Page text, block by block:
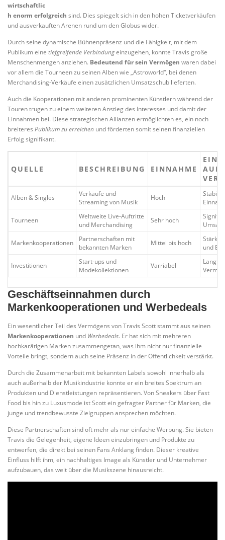
wirtschaftlic
h enorm erfolgreich sind. Dies spiegelt sich in den hohen Ticketverkäufen
und ausverkauften Arenen rund um den Globus wider.
Durch seine dynamische Bühnenpräsenz und die Fähigkeit, mit dem
Publikum eine tiefgreifende Verbindungeinzugehen, konnte Travis große
Menschenmengen anziehen. Bedeutend für sein Vermögen waren dabei
vor allem die Tourneen zu seinen Alben wie „Astroworld“, bei denen
Merchandising-Verkäufe einen zusätzlichen Umsatzschub lieferten.
Auch die Kooperationen mit anderen prominenten Künstlern während der
Touren trugen zu einem weiteren Anstieg des Interesses und damit der
Einnahmen bei. Diese strategischen Allianzen ermöglichten es, ein noch
breiteres Publikum zu erreichen und förderten somit seinen finanziellen
Erfolg signifikant.
QUELLE BESCHREIBUNG EINNAHME
AUF
Alben & Singles
Verkäufe und
Streaming von Musik
Hoch
Stabile
Tourneen
Weltweite Live-Auftritte
und Merchandising
Sehr hoch
Markenkooperationen
Partnerschaften mit
bekannten Marken
Mittel bis hoch
Stärkt
und
Investitionen
Start-ups und
Modekollektionen
Varriabel
Geschäftseinnahmen durch
Markenkooperationen und Werbedeals
Ein wesentlicher Teil des Vermögens von Travis Scott stammt aus seinen
Markenkooperationen und Werbedeals. Er hat sich mit mehreren
hochkarätigen Marken zusammengetan, was ihm nicht nur finanzielle
Vorteile bringt, sondern auch seine Präsenz in der Öffentlichkeit verstärkt.
Durch die Zusammenarbeit mit bekannten Labels sowohl innerhalb als
auch außerhalb der Musikindustrie konnte er ein breites Spektrum an
Produkten und Dienstleistungen repräsentieren. Von Sneakers über Fast
Food bis hin zu Luxusmode ist Scott ein gefragter Partner für Marken, die
junge und trendbewusste Zielgruppen ansprechen möchten.
Diese Partnerschaften sind oft mehr als nur einfache Werbung. Sie bieten
Travis die Gelegenheit, eigene Ideen einzubringen und Produkte zu
entwerfen, die direkt bei seinen Fans Anklang finden. Dieser kreative
Einfluss hilft ihm, ein nachhaltiges Image als Künstler und Unternehmer
aufzubauen, das weit über die Musikszene hinausreicht.